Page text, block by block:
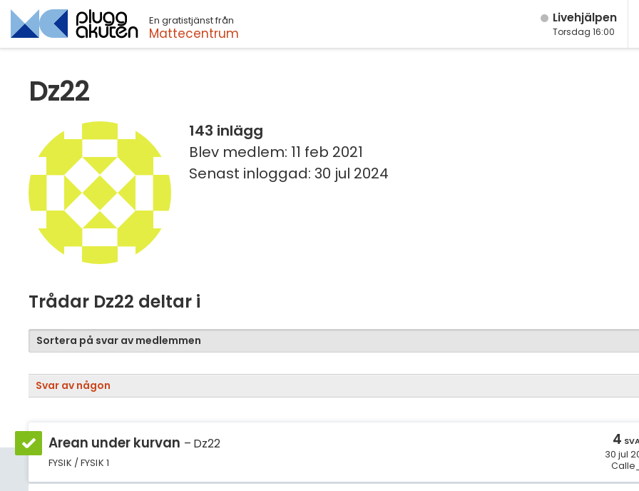
En gratistjänst från
Mattecentrum
Live­hjälpen
Torsdag 16:00
Dz22
143 inlägg
Blev medlem: 11 feb 2021
Senast inloggad: 30 jul 2024
Trådar Dz22 deltar i
Sortera på svar av medlemmen
Svar av någon
Arean under kurvan Dz22
FYSIK / FYSIK 1
4
30 jul
Sök